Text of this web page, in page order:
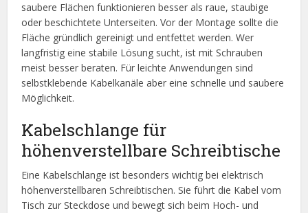
saubere Flächen funktionieren besser als raue, staubige
oder beschichtete Unterseiten. Vor der Montage sollte die
Fläche gründlich gereinigt und entfettet werden. Wer
langfristig eine stabile Lösung sucht, ist mit Schrauben
meist besser beraten. Für leichte Anwendungen sind
selbstklebende Kabelkanäle aber eine schnelle und saubere
Möglichkeit.
Kabelschlange für
höhenverstellbare Schreibtische
Eine Kabelschlange ist besonders wichtig bei elektrisch
höhenverstellbaren Schreibtischen. Sie führt die Kabel vom
Tisch zur Steckdose und bewegt sich beim Hoch- und